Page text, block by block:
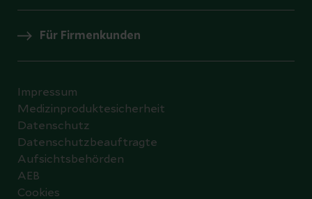
Für Firmenkunden
Impressum
Medizinproduktesicherheit
Datenschutz
Datenschutzbeauftragte
Aufsichtsbehörden
AEB
Cookies